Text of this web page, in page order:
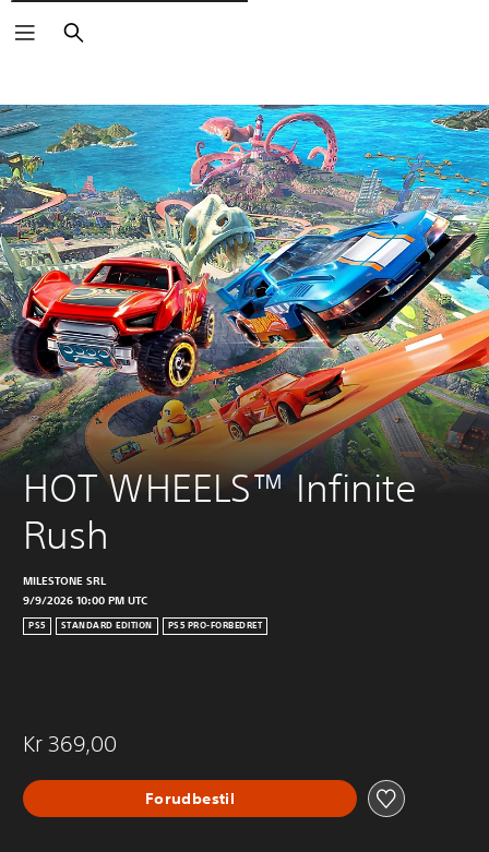
Søg
HOT WHEELS™ Infinite
Rush
MILESTONE SRL
9/9/2026 10:00 PM UTC
PS5 STANDARD EDITION PS5 PRO-FORBEDRET
Kr 369,00
Forudbestil